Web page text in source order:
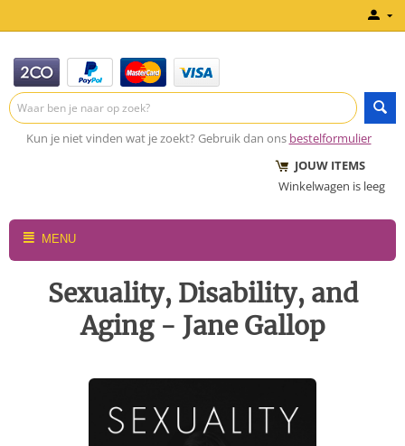
Kun je niet vinden wat je zoekt? Gebruik dan ons bestelformulier
JOUW ITEMS
Winkelwagen is leeg
MENU
Sexuality, Disability, and
Aging - Jane Gallop